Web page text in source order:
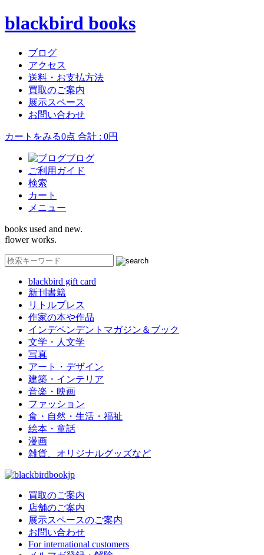
blackbird books
ブログ
アクセス
送料・お支払方法
買取のご案内
展示スペース
お問い合わせ
カートをみる0点 合計 : 0円
ブログ
ご利用ガイド
検索
カート
メニュー
books used and new.
flower works.
blackbird gift card
新刊書籍
リトルプレス
作家の本や作品
インデペンデントマガジン＆ブック
文学・人文学
写真
アート・デザイン
建築・インテリア
音楽・映画
ファッション
食・自然・生活・福祉
絵本・童話
漫画
雑貨、オリジナルグッズなど
買取のご案内
店舗のご案内
展示スペースのご案内
お問い合わせ
For international customers